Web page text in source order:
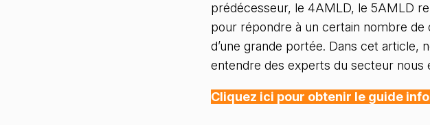
prédécesseur, le 4AMLD, le 5AMLD
pour répondre à un certain nombre de
d’une grande portée. Dans cet article,
entendre des experts du secteur nous
Cliquez ici pour obtenir le guide